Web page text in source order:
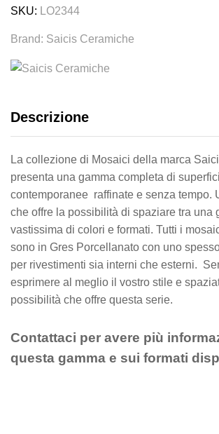
quantity
SKU: LO2344
Brand: Saicis Ceramiche
Descrizione
La collezione di Mosaici della marca
presenta una gamma completa di superfici
contemporanee raffinate e senza tempo.
che offre la possibilità di spaziare tra una
vastissima di colori e formati. Tutti i
sono in Gres Porcellanato con uno
per rivestimenti sia interni che esterni.
esprimere al meglio il vostro stile e
possibilità che offre questa serie.
Contattaci per avere più
questa gamma e sui formati